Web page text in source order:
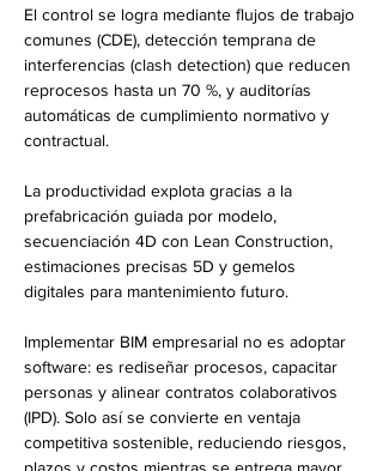
El control se logra mediante flujos de trabajo
comunes (CDE), detección temprana de
interferencias (clash detection) que reducen
reprocesos hasta un 70 %, y auditorías
automáticas de cumplimiento normativo y
contractual.
La productividad explota gracias a la
prefabricación guiada por modelo,
secuenciación 4D con Lean Construction,
estimaciones precisas 5D y gemelos
digitales para mantenimiento futuro.
Implementar BIM empresarial no es adoptar
software: es rediseñar procesos, capacitar
personas y alinear contratos colaborativos
(IPD). Solo así se convierte en ventaja
competitiva sostenible, reduciendo riesgos,